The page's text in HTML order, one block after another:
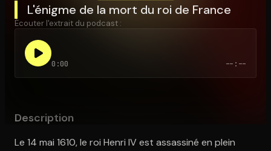
L'énigme de la mort du roi de France
Écouter l'extrait du podcast :
0:00 --:--
Description
Le 14 mai 1610, le roi Henri IV est assassiné en plein